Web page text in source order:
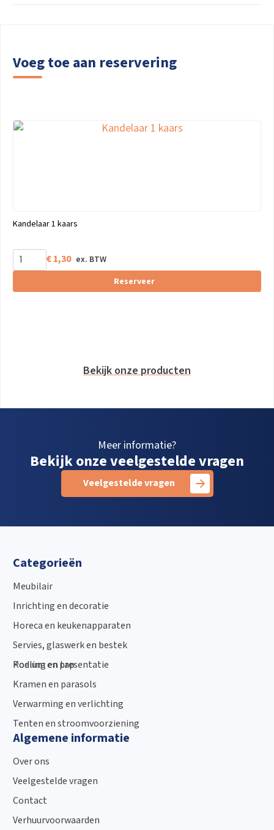
Voeg toe aan reservering
Kandelaar 1 kaars
€1,30
Reserveer
Bekijk onze producten
Meer informatie?
Bekijk onze veelgestelde vragen
Veelgestelde vragen
Categorieën
Meubilair
Inrichting en decoratie
Horeca en keukenapparaten
Servies, glaswerk en bestek
Koeling en tap
Podium en presentatie
Kramen en parasols
Verwarming en verlichting
Tenten en stroomvoorziening
Algemene informatie
Over ons
Veelgestelde vragen
Contact
Verhuurvoorwaarden